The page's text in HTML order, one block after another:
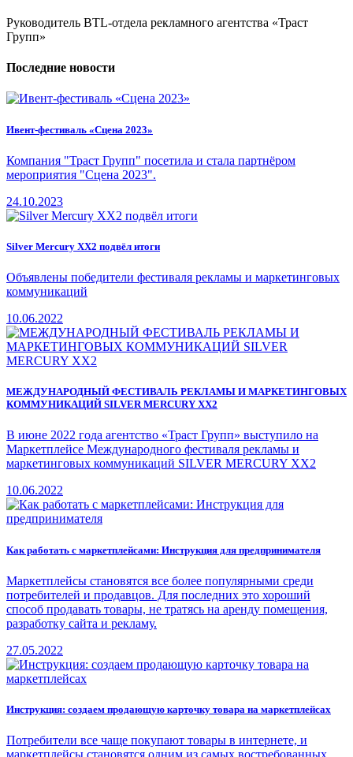
Руководитель BTL-отдела рекламного агентства «Траст
Групп»
Последние новости
Ивент-фестиваль «Сцена 2023»
Компания "Траст Групп" посетила и стала партнёром
мероприятия "Сцена 2023".
24.10.2023
Silver Mercury XX2 подвёл итоги
Объявлены победители фестиваля рекламы и маркетинговых
коммуникаций
10.06.2022
МЕЖДУНАРОДНЫЙ ФЕСТИВАЛЬ РЕКЛАМЫ И МАРКЕТИНГОВЫХ
КОММУНИКАЦИЙ SILVER MERCURY XX2
В июне 2022 года агентство «Траст Групп» выступило на
Маркетплейсе Международного фестиваля рекламы и
маркетинговых коммуникаций SILVER MERCURY XX2
10.06.2022
Как работать с маркетплейсами: Инструкция для предпринимателя
Маркетплейсы становятся все более популярными среди
потребителей и продавцов. Для последних это хороший
способ продавать товары, не тратясь на аренду помещения,
разработку сайта и рекламу.
27.05.2022
Инструкция: создаем продающую карточку товара на маркетплейсах
Потребители все чаще покупают товары в интернете, и